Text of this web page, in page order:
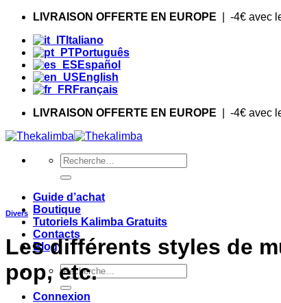
Skip
content
LIVRAISON OFFERTE EN EUROPE | -4€ avec
Italiano
Português
Español
English
Français
LIVRAISON OFFERTE EN EUROPE | -4€ avec
Recherche
pour :
Guide d’achat
Boutique
Tutoriels Kalimba Gratuits
Contacts
Blog
Recherche
pour :
Connexion
Divers
Les différents styles de
pop, etc.